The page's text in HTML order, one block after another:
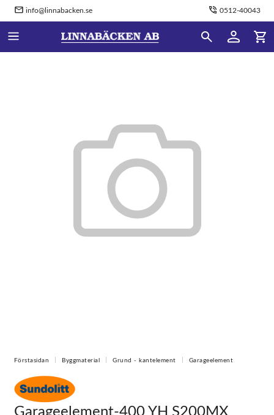
info@linnabacken.se 0512-40043
Förstasidan Byggmaterial Grund - kantelement Garageelement
Garageelement-400 YH S200MX